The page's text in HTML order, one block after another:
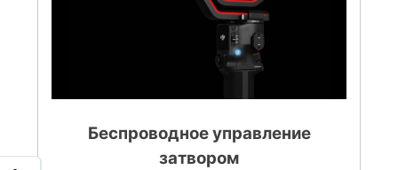
Беспроводное управление
затвором